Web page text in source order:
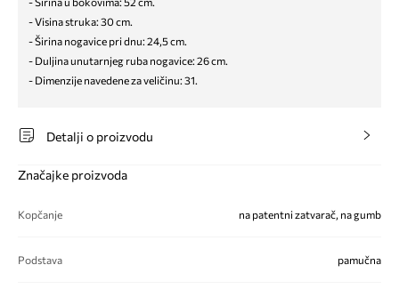
- Visina struka: 30 cm.
- Širina nogavice pri dnu: 24,5 cm.
- Duljina unutarnjeg ruba nogavice: 26 cm.
- Dimenzije navedene za veličinu: 31.
Detalji o proizvodu
Značajke proizvoda
Kopčanje na patentni zatvarač, na gumb
Podstava pamučna